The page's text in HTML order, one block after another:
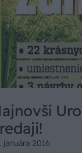
januára 2016